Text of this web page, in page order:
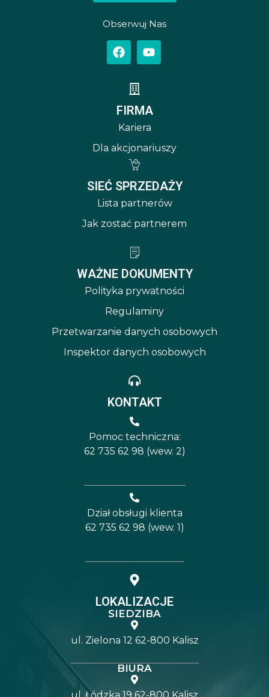
Obserwuj Nas
FIRMA
Kariera
Dla akcjonariuszy
SIEĆ SPRZEDAŻY
Lista partnerów
Jak zostać partnerem
WAŻNE DOKUMENTY
Polityka prywatności
Regulaminy
Przetwarzanie danych osobowych
Inspektor danych osobowych
KONTAKT
Pomoc techniczna:
62 735 62 98 (wew. 2)
Dział obsługi klienta
62 735 62 98 (wew. 1)
LOKALIZACJE
SIEDZIBA
ul. Zielona 12 62-800 Kalisz
BIURA